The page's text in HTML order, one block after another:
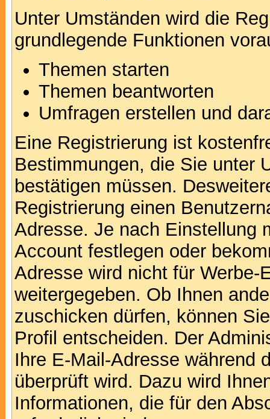
Unter Umständen wird die
grundlegende Funktionen
Themen starten
Themen beantworten
Umfragen erstellen und
Eine Registrierung ist
Bestimmungen, die Sie unter
bestätigen müssen.
Registrierung einen
Adresse. Je nach Einstellung
Account festlegen oder
Adresse wird nicht für
weitergegeben. Ob Ihnen
zuschicken dürfen, können
Profil entscheiden. Der
Ihre E-Mail-Adresse während
überprüft wird. Dazu wird
Informationen, die für den